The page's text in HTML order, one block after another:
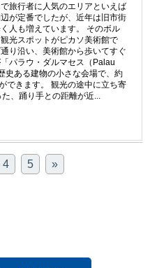
旅行者に人気のエリアといえば
が定番でしたが、近年は旧市街
人も増えています。 そのボル
光スポットがピカソ美術館で
り沿い、美術館から歩いてすぐ
パラウ・ダルマセス（Palau
史ある建物の小さな会場で、約
できます。 観光の途中に立ち寄
、踊り手との距離が近...
4 5 »